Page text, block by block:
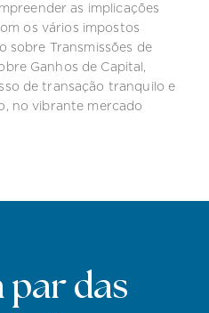
as implicações
os vários impostos
sobre Transmissões de
Ganhos de Capital,
de transação tranquilo e
no vibrante mercado
par das